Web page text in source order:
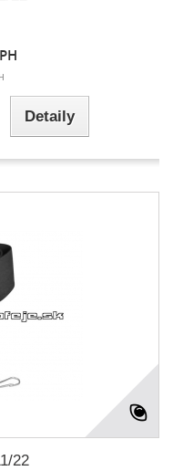
Detaily
22